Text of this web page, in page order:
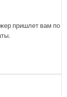
пришлет вам по